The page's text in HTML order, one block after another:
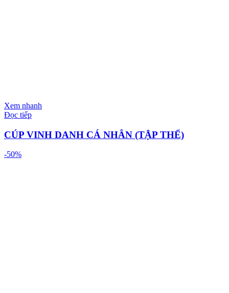
Xem nhanh
Đọc tiếp
CÚP VINH DANH CÁ NHÂN (TẬP THỂ)
-50%